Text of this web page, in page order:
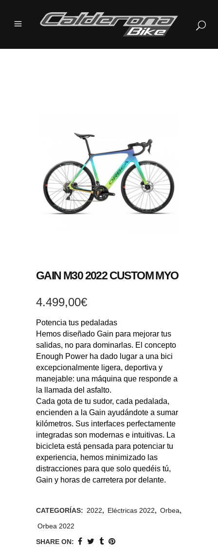
GAIN M30 2022 CUSTOM MYO
4.499,00€
Potencia tus pedaladas
Hemos diseñado Gain para mejorar tus
salidas, no para dominarlas. El concepto
Enough Power ha dado lugar a una bici
excepcionalmente ligera, deportiva y
manejable: una máquina que responde a
la llamada del asfalto.
Cada gota de tu sudor, cada pedalada,
encienden a la Gain ayudándote a sumar
kilómetros. Sus interfaces perfectamente
integradas son modernas e intuitivas. La
bicicleta está pensada para potenciar tu
experiencia, hemos minimizado las
distracciones para que solo quedéis tú,
Gain y horas de carretera por delante.
CATEGORÍAS: 2022, Eléctricas 2022, Orbea,
Orbea 2022
SHARE ON: